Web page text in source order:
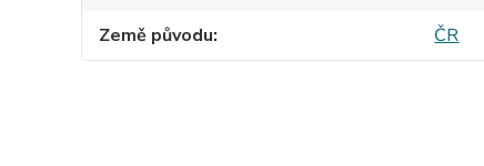
Země původu
ČR